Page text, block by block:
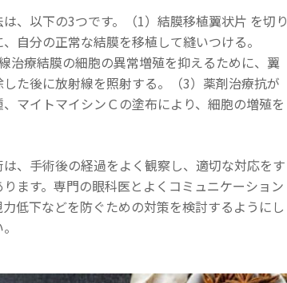
、以下の3つです。（1）結膜移植翼状片 を切り
自分の正常な結膜を移植して縫いつける。
線治療結膜の細胞の異常増殖を抑えるために、翼
た後に放射線を照射する。（3）薬剤治療抗が
マイトマイシンＣの塗布により、細胞の増殖を
、手術後の経過をよく観察し、適切な対応をす
ります。専門の眼科医とよくコミュニケーション
力低下などを防ぐための対策を検討するようにし